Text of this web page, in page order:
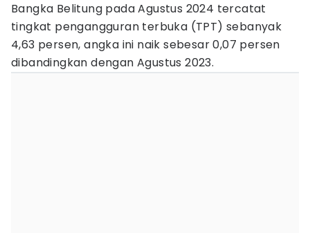
Bangka Belitung pada Agustus 2024 tercatat
tingkat pengangguran terbuka (TPT) sebanyak
4,63 persen, angka ini naik sebesar 0,07 persen
dibandingkan dengan Agustus 2023.